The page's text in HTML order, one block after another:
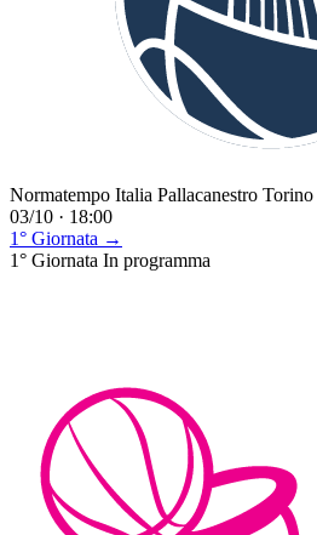
Normatempo Italia Pallacanestro
03/10 · 18:00
1° Giornata →
1° Giornata In programma